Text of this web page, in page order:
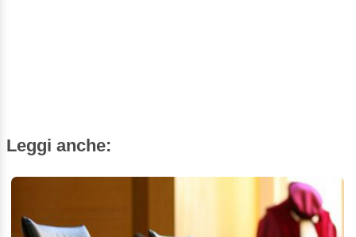
Leggi anche: